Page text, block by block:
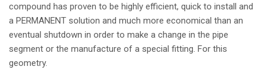
compound has proven to be highly efficient, quick to install and
a PERMANENT solution and much more economical than an
eventual shutdown in order to make a change in the pipe
segment or the manufacture of a special fitting. For this
geometry.